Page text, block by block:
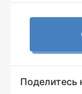
Поделитесь